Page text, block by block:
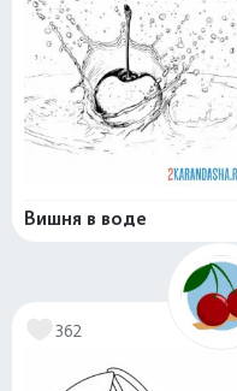
Вишня в воде
362